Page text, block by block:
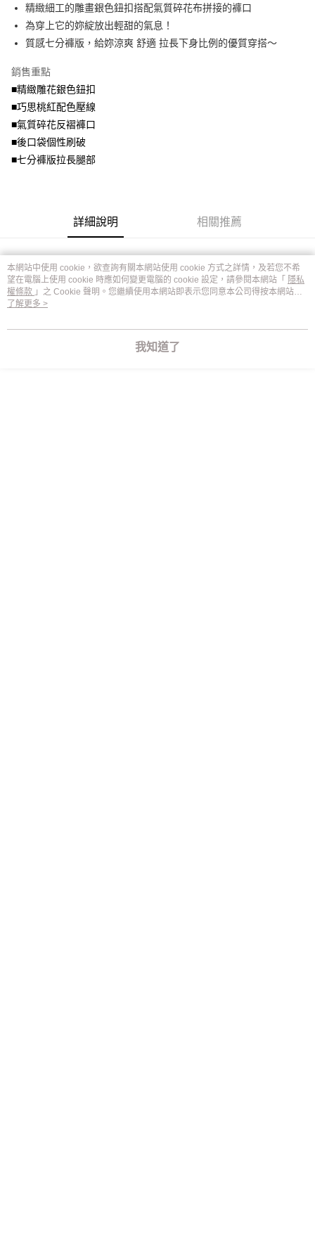
法說明評估內容。
【繳款方式說明】
1.分期款項不併入電信帳單，「大哥付你分期」於每月結算日後寄送繳費提
醒簡訊。
帳／街口支付／iPASS MONEY」等通路繳費。
【注意事項】
1.本服務係由「台灣大哥大股份有限公司」（以下簡稱本公司）所提供，讓
用戶於交易時，得透過本服務購買商品或服務，並由商店將買賣／分期付款
買賣價金債權讓與本公司後，依約使用本公司帳單繳交帳款。
資料（包含姓名、電話或地址）提供予台灣大哥大進項蒐集、處理及利用，
２．便利：只要手機號碼，簡訊認證，即可結帳。
３．安心：先確認商品／服務後，再付款。
【「AFTEE先享後付」結帳流程】
結帳頁面，進行簡訊認證並確認金額後，即可完成結帳。
３．收到繳費通知簡訊後14天內，點擊此簡訊中的連結，可透過四大超商／
ATM／網路銀行／等多元方式進行付款，方視為交易完成。
※ 請注意：結帳手續完成當下不需立刻繳費，但若您需要取消訂單，請聯絡
購買商品的店家。未經商家同意取消之訂單仍視為有效，需透過AFTEE先享
後付繳納相關費用。
※ 交易是否成功請以「AFTEE先享後付 」之結帳頁面顯示為準，若有關於
１．透過由恩沛科技股份有限公司提供之「AFTEE先享後付」服務完成之交
https://aftee.tw/terms/#terms3
３．未成年的使用者請事先徵得法定代理人或監護人之同意方可使用
「AFTEE先享後付」，若未經同意申辦者引起之損失，本公司不負相關責
任。
全家取貨付款
每筆NT$70，滿NT$699(含以上)免運費
付款後全家取貨
每筆NT$70，滿NT$699(含以上)免運費
7-11取貨付款
每筆NT$70，滿NT$799(含以上)免運費
付款後7-11取貨
每筆NT$100，滿NT$1,000(含以上)免運費
精緻細工的雕畫銀色鈕扣搭配氣質碎花布拼接的褲口
為穿上它的妳綻放出輕甜的氣息！
質感七分褲版，給妳涼爽 舒適 拉長下身比例的優質穿搭～
銷售重點
■精緻雕花銀色鈕扣
■巧思桃紅配色壓線
■氣質碎花反褶褲口
■後口袋個性刷破
■七分褲版拉長腿部
詳細說明 相關推薦
本網站中使用 cookie，欲查詢有關本網站使用 cookie 方式之詳情，及若您不希
望在電腦上使用 cookie 時應如何變更電腦的 cookie 設定，請參閱本網站「 隱私
權條款 」之 Cookie 聲明。您繼續使用本網站即表示您同意本公司得按本網站使
用條款之 Cookie 聲明使用 cookie。
了解更多 >
我知道了